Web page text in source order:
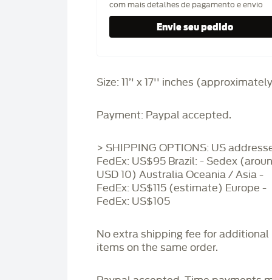
com mais detalhes de pagamento e envio
Size: 11’' x 17'' inches
Payment: Paypal accepted.
> SHIPPING OPTIONS: US
FedEx: US$95 Brazil: - Sedex
USD 10) Australia Oceania / Asia -
FedEx: US$115 (estimate) Europe -
FedEx: US$105
No extra shipping fee for additional
items on the same order.